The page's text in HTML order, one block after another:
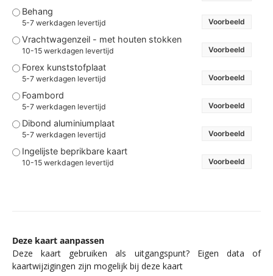
Behang
5-7 werkdagen levertijd Voorbeeld
Vrachtwagenzeil - met houten stokken
10-15 werkdagen levertijd Voorbeeld
Forex kunststofplaat
5-7 werkdagen levertijd Voorbeeld
Foambord
5-7 werkdagen levertijd Voorbeeld
Dibond aluminiumplaat
5-7 werkdagen levertijd Voorbeeld
Ingelijste beprikbare kaart
10-15 werkdagen levertijd Voorbeeld
Deze kaart aanpassen
Deze kaart gebruiken als uitgangspunt? Eigen data of
kaartwijzigingen zijn mogelijk bij deze kaart